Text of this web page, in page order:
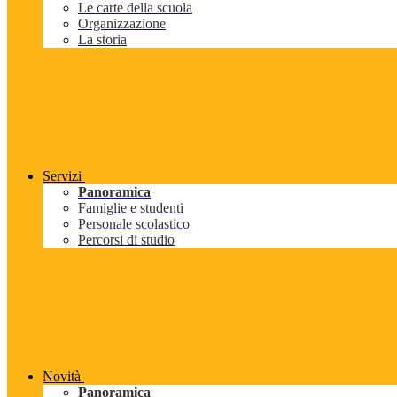
Le carte della scuola
Organizzazione
La storia
Servizi
Panoramica
Famiglie e studenti
Personale scolastico
Percorsi di studio
Novità
Panoramica